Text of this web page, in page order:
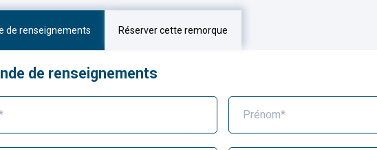
de renseignements Réserver cette remorque
de renseignements
Prénom*